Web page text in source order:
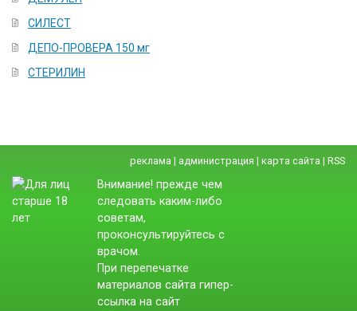
СИЛЕСТ
ДЕПО-ПРОВЕРА 150 мг
СТЕРИЛИН
реклама | администрация | карта сайта | RSS
Внимание! прежде чем
следовать каким-либо
советам,
проконсультируйтесь с
врачом.
При перепечатке
материалов сайта гипер-
ссылка на сайт